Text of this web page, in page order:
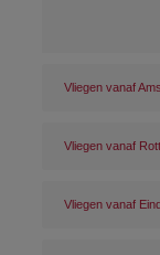
Vliegen vanaf
Vliegen vanaf
Vliegen vanaf